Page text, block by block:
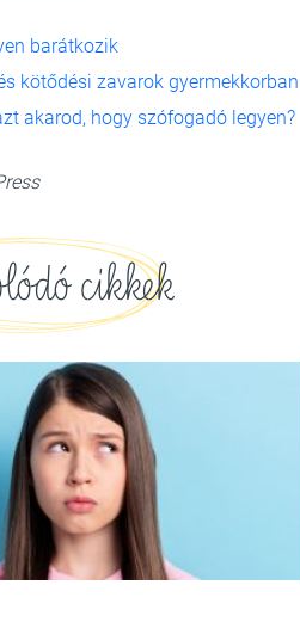
barátkozik
kötődési zavarok gyermekkorban
akarod, hogy szófogadó legyen?
cikkek